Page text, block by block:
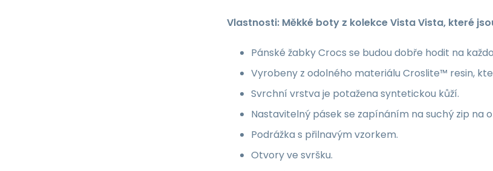
Vlastnosti: Měkké boty z kolekce Vista Vista, které
Pánské žabky Crocs se budou dobře hodit na
Vyrobeny z odolného materiálu Croslite™ resin,
Svrchní vrstva je potažena syntetickou kůží.
Nastavitelný pásek se zapínáním na suchý zip na
Podrážka s přilnavým vzorkem.
Otvory ve svršku.